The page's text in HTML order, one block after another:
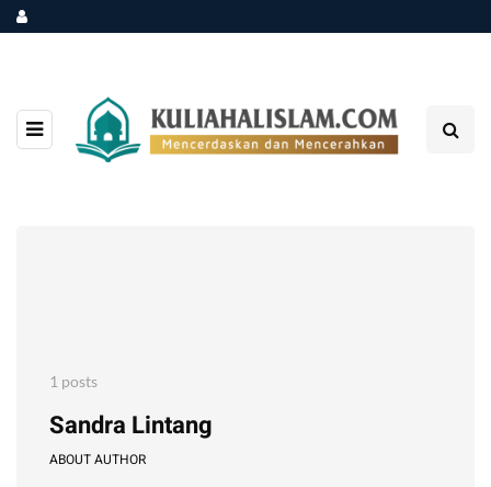
1 posts
Sandra Lintang
ABOUT AUTHOR